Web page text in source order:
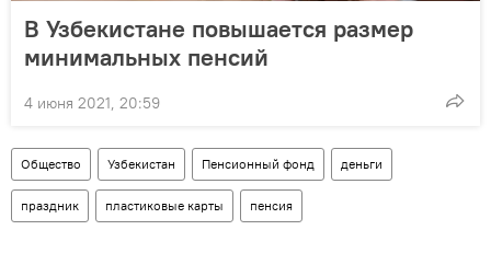
В Узбекистане повышается размер
минимальных пенсий
4 июня 2021, 20:59
Общество Узбекистан Пенсионный фонд деньги
праздник пластиковые карты пенсия